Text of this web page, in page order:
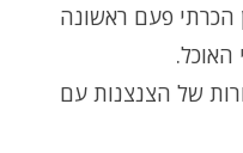
הכרתי פעם ראשונה
האוכל.
של הצנצנות עם